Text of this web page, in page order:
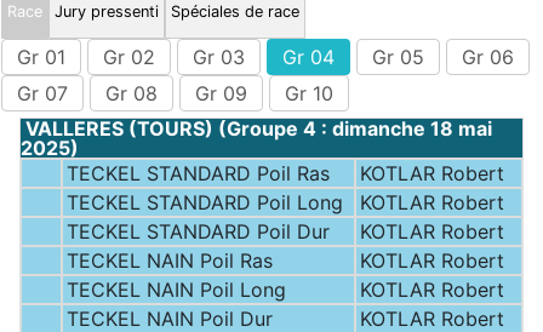
Race Jury pressenti Spéciales de race
Gr 01 Gr 02 Gr 03 Gr 04 Gr 05
Gr 06
Gr 07
Gr 08 Gr 09
Gr 10
VALLERES (TOURS) (Groupe 4 : dimanche 18 mai
2025)
TECKEL STANDARD Poil Ras
KOTLAR Robert
TECKEL STANDARD Poil Long
KOTLAR Robert
TECKEL STANDARD Poil Dur
KOTLAR Robert
TECKEL NAIN Poil Ras
KOTLAR Robert
TECKEL NAIN Poil Long
KOTLAR Robert
TECKEL NAIN Poil Dur
KOTLAR Robert